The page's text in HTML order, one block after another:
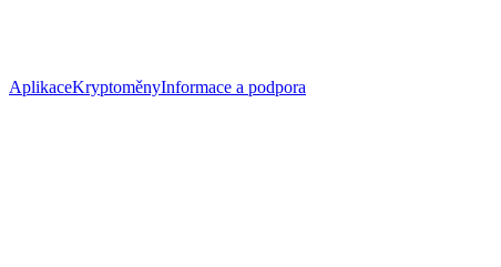
AplikaceKryptoměnyInformace a podpora